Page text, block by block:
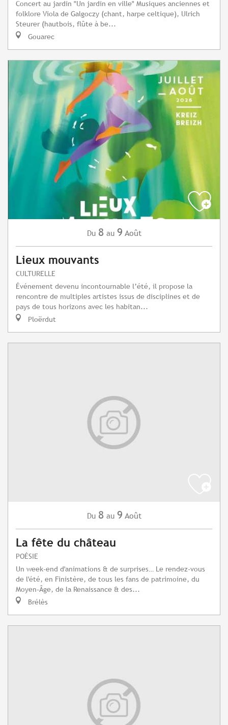
Concert au jardin "Un jardin en ville" Musiques anciennes et
folklore Viola de Galgoczy (chant, harpe celtique), Ulrich
Steurer (hautbois, flûte à be...
Gouarec
Du 8 au 9 Août
Lieux mouvants
CULTURELLE
Événement devenu incontournable l’été, il propose la
rencontre de multiples artistes issus de disciplines et de
pays de tous horizons avec les habitan...
Ploërdut
Du 8 au 9 Août
La fête du château
POÉSIE
Un week-end d'animations & de surprises… Le rendez-vous
de l'été, en Finistère, de tous les fans de patrimoine, du
Moyen-Âge, de la Renaissance & des...
Brélès